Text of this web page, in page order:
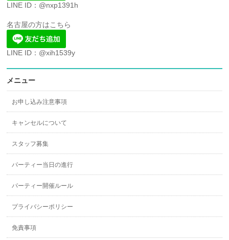
LINE ID：@nxp1391h
名古屋の方はこちら
LINE ID：@xih1539y
メニュー
お申し込み注意事項
キャンセルについて
スタッフ募集
パーティー当日の進行
パーティー開催ルール
プライバシーポリシー
免責事項